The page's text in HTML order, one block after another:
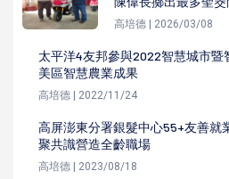
高培德 | 2026/03/08
太平洋4友邦參與2022智慧城市
美區智慧農業成果
高培德 | 2022/11/24
高屏澎東分署銀髮中心55+友善就
聚共識營造全齡職場
高培德 | 2023/08/18